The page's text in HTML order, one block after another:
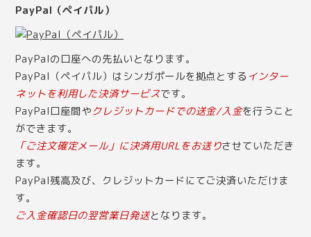
PayPal（ペイパル）
PayPalの口座への先払いとなります。
PayPal（ペイパル）はシンガポールを拠点とする インター
ネットを利用した決済サービスです。
PayPal口座間やクレジットカードでの送金/入金を行うこと
ができます。
「ご注文確定メール」に決済用URLをお送りさせていただき
ます。
PayPal残高及び、クレジットカードにてご決済いただけま
す。
ご入金確認日の翌営業日発送となります。